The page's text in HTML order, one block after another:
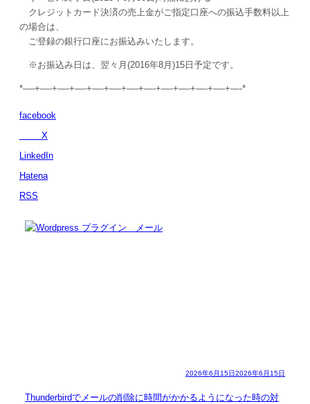
クレジットカード決済の売上金がご指定口座への振込手数料以上
の場合は、
ご登録の銀行口座にお振込みいたします。
※お振込み日は、翌々月(2016年8月)15日予定です。
*—-+—-+—-+—-+—-+—-+—-+—-+—-+—-+—-+—-+—-*
facebook
X
LinkedIn
Hatena
RSS
2026年6月15日2026年6月15日
Thunderbirdでメールの削除に時間がかかるようになった時の対